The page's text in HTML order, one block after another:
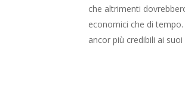
che altrimenti
economici che di
ancor più credibili ai suoi